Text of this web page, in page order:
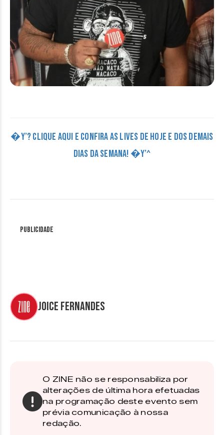
�Y’? CLIQUE AQUI E CONFIRA AS LIVES DE HOJE E DOS DEMAIS
DIAS DA SEMANA! �Y’^
Publicidade
Joice Fernandes
O ZINE não se responsabiliza por
alterações de última hora efetuadas
na programação deste evento sem
prévia comunicação à nossa
redação.